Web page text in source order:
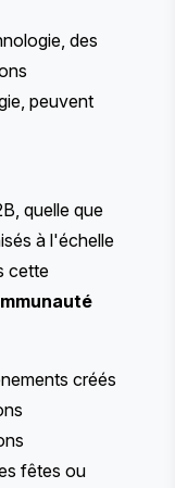
des
peuvent
quelle que
à l'échelle
cette
créés
fêtes ou